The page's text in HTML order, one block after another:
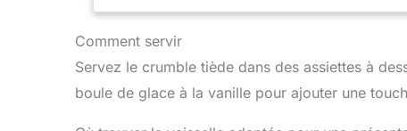
thermique jusqu’à 240°C
congélateur et lave-
vaisselle pour un usage
quotidien Cuisson Saine &
Comment servir
Servez le crumble tiède dans des assiettes à
boule de glace à la vanille pour ajouter une